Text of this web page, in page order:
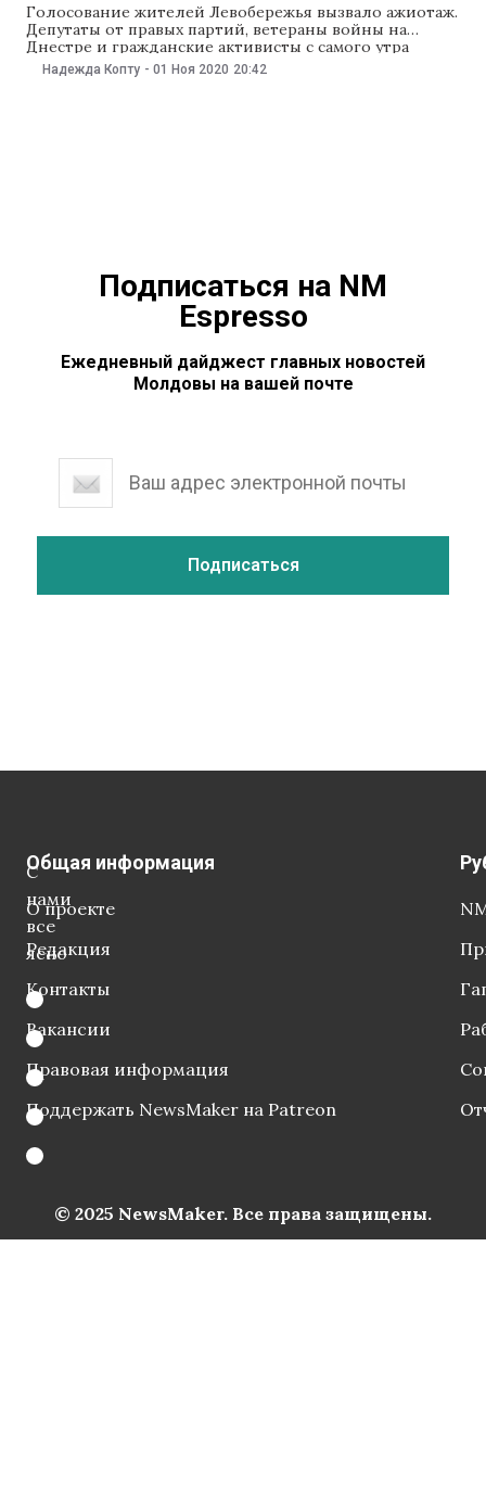
Голосование жителей Левобережья вызвало ажиотаж.
Депутаты от правых партий, ветераны войны на
Днестре и гражданские активисты с самого утра
«дежурили» на участках, где должны были голосовать
жители Приднестровья. За день полиция
Надежда Копту - 01 Ноя 2020 20:42
Подписаться на NM
Espresso
Ежедневный дайджест главных новостей
Молдовы на вашей почте
С
нами
все
ясно
Общая информация
О проекте
Редакция
Контакты
Вакансии
Правовая информация
Поддержать NewsMaker на Patreon
© 2025 NewsMaker. Все права защищены.